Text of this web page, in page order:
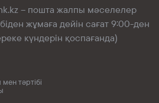
– пошта жалпы мәселелер
жұмаға дейін сағат 9:00-ден
күндерін қоспағанда)
тәртібі